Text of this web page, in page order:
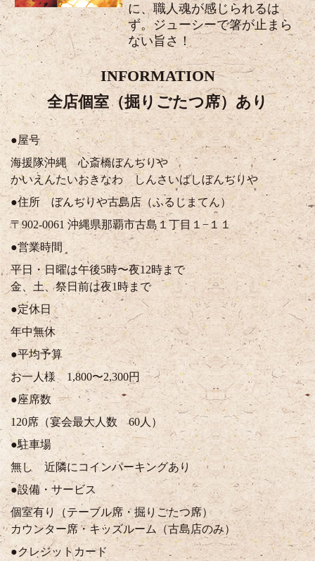
に、職人魂が感じられるは
ず。ジューシーで箸が止まら
ない旨さ！
INFORMATION
全店個室（掘りごたつ席）あり
●屋号
海援隊沖縄 心斎橋ぼんぢりや
かいえんたいおきなわ しんさいばしぼんぢりや
●住所 ぼんぢりや古島店（ふるじまてん）
〒902-0061 沖縄県那覇市古島１丁目１−１１
●営業時間
平日・日曜は午後5時〜夜12時まで
金、土、祭日前は夜1時まで
●定休日
年中無休
●平均予算
お一人様 1,800〜2,300円
●座席数
120席（宴会最大人数 60人）
●駐車場
無し 近隣にコインパーキングあり
●設備・サービス
個室有り（テーブル席・掘りごたつ席）
カウンター席・キッズルーム（古島店のみ）
●クレジットカード